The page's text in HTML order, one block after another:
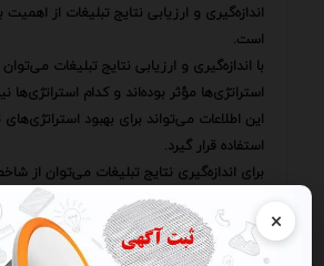
×
اندازه‌گیری و ارزیابی نتایج تبلیغات از اهمیت
است.
با اندازه‌گیری و ارزیابی نتایج تبلیغات
استراتژی‌ها مؤثر بوده‌اند و کدام استراتژی‌ها
این اطلاعات می‌تواند برای بهبود استراتژی‌های
استفاده قرار گیرد.
برای اندازه‌گیری نتایج تبلیغات می‌توان از
استفاده کرد از جمله تعداد بازدیدکنندگان
تعداد نظرات تعداد اشتراک‌گذاری‌ها و تعداد
تحقیقاتی.